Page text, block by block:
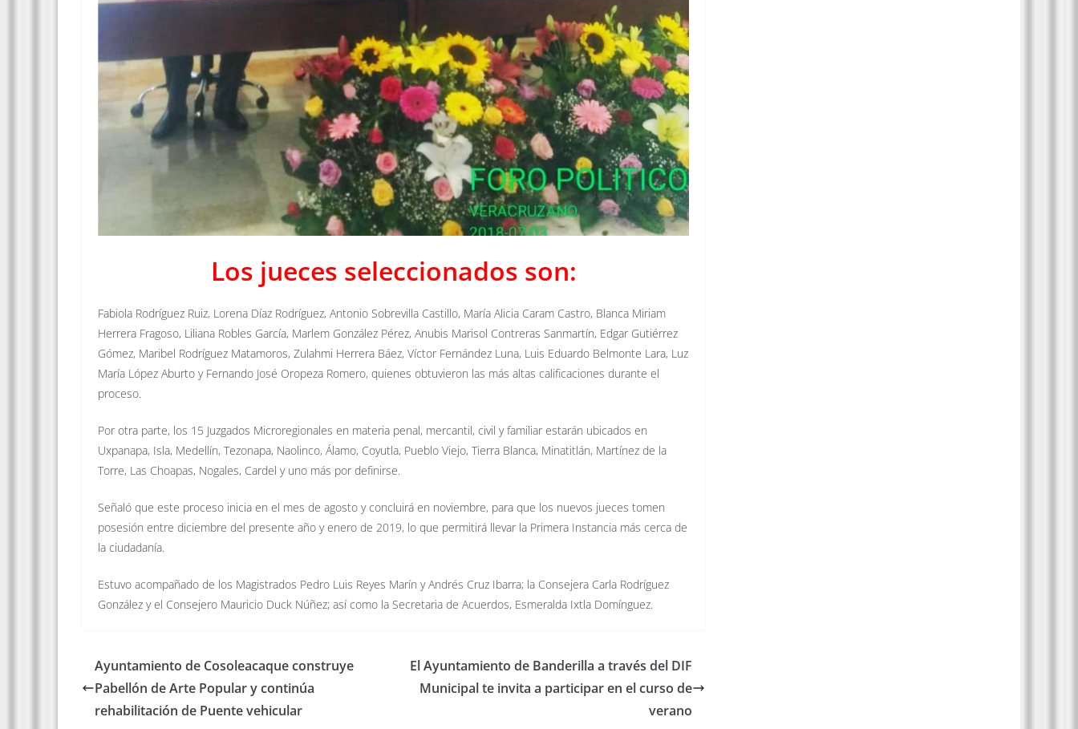
Los jueces seleccionados son:
Fabiola Rodríguez Ruiz, Lorena Díaz Rodríguez, Antonio Sobrevilla Castillo, María Alicia Caram Castro, Blanca Miriam
Herrera Fragoso, Liliana Robles García, Marlem González Pérez, Anubis Marisol Contreras Sanmartín, Edgar Gutiérrez
Gómez, Maribel Rodríguez Matamoros, Zulahmi Herrera Báez, Víctor Fernández Luna, Luis Eduardo Belmonte Lara, Luz
María López Aburto y Fernando José Oropeza Romero, quienes obtuvieron las más altas calificaciones durante el
proceso.
Por otra parte, los 15 Juzgados Microregionales en materia penal, mercantil, civil y familiar estarán ubicados en
Uxpanapa, Isla, Medellín, Tezonapa, Naolinco, Álamo, Coyutla, Pueblo Viejo, Tierra Blanca, Minatitlán, Martínez de la
Torre, Las Choapas, Nogales, Cardel y uno más por definirse.
Señaló que este proceso inicia en el mes de agosto y concluirá en noviembre, para que los nuevos jueces tomen
posesión entre diciembre del presente año y enero de 2019, lo que permitirá llevar la Primera Instancia más cerca de
la ciudadanía.
Estuvo acompañado de los Magistrados Pedro Luis Reyes Marín y Andrés Cruz Ibarra; la Consejera Carla Rodríguez
González y el Consejero Mauricio Duck Núñez; así como la Secretaria de Acuerdos, Esmeralda Ixtla Domínguez.
Ayuntamiento de Cosoleacaque construye
Pabellón de Arte Popular y continúa
rehabilitación de Puente vehicular
El Ayuntamiento de Banderilla a través del DIF
Municipal te invita a participar en el curso de
verano